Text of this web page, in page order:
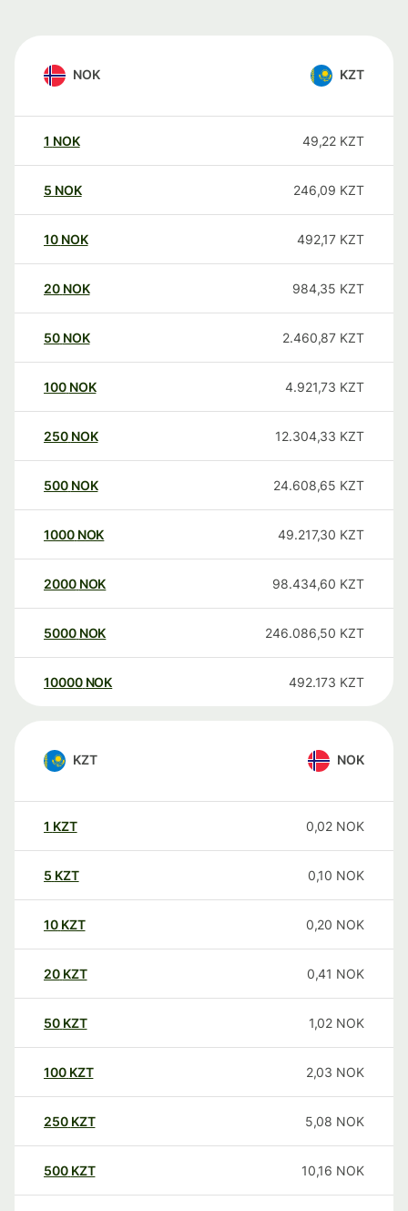
NOK KZT
1 NOK 49,22 KZT
5 NOK 246,09 KZT
10 NOK 492,17 KZT
20 NOK 984,35 KZT
50 NOK 2.460,87 KZT
100 NOK 4.921,73 KZT
250 NOK 12.304,33 KZT
500 NOK 24.608,65 KZT
1000 NOK 49.217,30 KZT
2000 NOK 98.434,60 KZT
5000 NOK 246.086,50 KZT
10000 NOK 492.173 KZT
KZT NOK
1 KZT 0,02 NOK
5 KZT 0,10 NOK
10 KZT 0,20 NOK
20 KZT 0,41 NOK
50 KZT 1,02 NOK
100 KZT 2,03 NOK
250 KZT 5,08 NOK
500 KZT 10,16 NOK